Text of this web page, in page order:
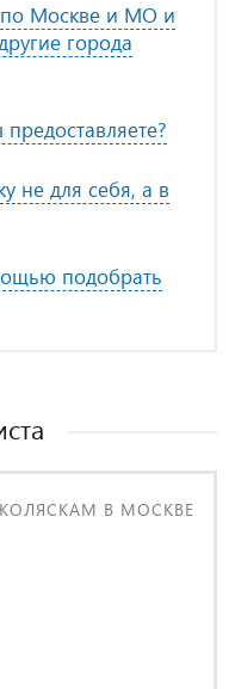
по Москве и МО и
города
не для себя, а в
подобрать
В МОСКВЕ